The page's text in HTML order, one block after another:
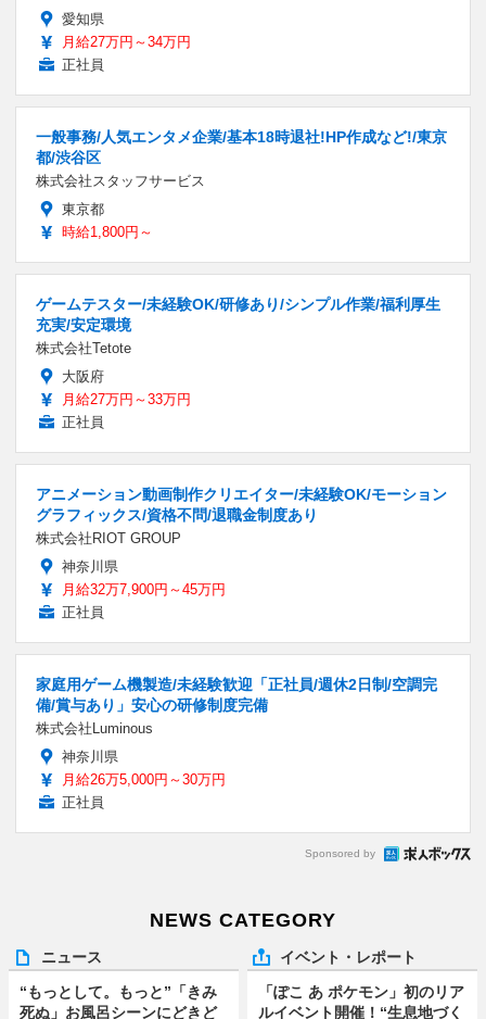
愛知県
月給27万円～34万円
正社員
一般事務/人気エンタメ企業/基本18時退社!HP作成など!/東京
都/渋谷区
株式会社スタッフサービス
東京都
時給1,800円～
ゲームテスター/未経験OK/研修あり/シンプル作業/福利厚生
充実/安定環境
株式会社Tetote
大阪府
月給27万円～33万円
正社員
アニメーション動画制作クリエイター/未経験OK/モーション
グラフィックス/資格不問/退職金制度あり
株式会社RIOT GROUP
神奈川県
月給32万7,900円～45万円
正社員
家庭用ゲーム機製造/未経験歓迎「正社員/週休2日制/空調完
備/賞与あり」安心の研修制度完備
株式会社Luminous
神奈川県
月給26万5,000円～30万円
正社員
Sponsored by
NEWS CATEGORY
ニュース
“もっとして。もっと”「きみ
死ぬ」お風呂シーンにどきど
イベント・レポート
「ぽこ あ ポケモン」初のリア
ルイベント開催！“生息地づく